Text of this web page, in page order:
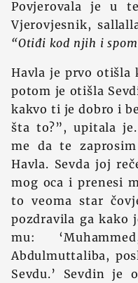
Povjerovala je u
Vjerovjesnik,
“Otiđi kod njih i
Havla je prvo otišla
potom je otišla
kakvo ti je dobro i
šta to?”, upitala
me da te
Havla. Sevda joj
mog oca i prenesi
to veoma star
pozdravila ga kako
mu:
Abdulmuttaliba,
Sevdu.’ Sevdin je